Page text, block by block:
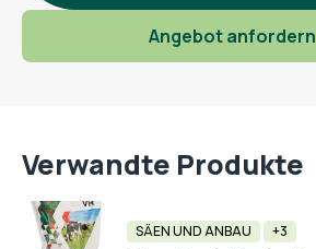
Angebot anfordern
Verwandte Produkte
SÄEN UND ANBAU +3